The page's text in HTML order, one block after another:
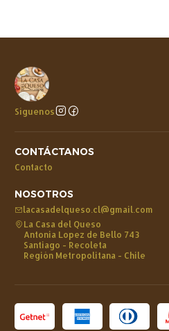
Síguenos
CONTÁCTANOS
Contacto
NOSOTROS
lacasadelqueso.cl@gmail.com
La Casa del Queso
Antonia Lopez de Bello 743
Santiago - Recoleta
Región Metropolitana - Chile